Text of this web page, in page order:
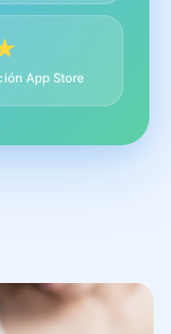
App Store